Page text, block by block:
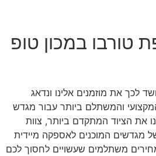
טורבו במכון טופ
את מוזמנים אלינו ונדאג
והמשתלם ביותר עבור מגדש
את הציוד המתקדם ביותר, צוות
מגדשים המוכנים לאספקה מיידית
משתלמים שעשויים לחסוך לכם